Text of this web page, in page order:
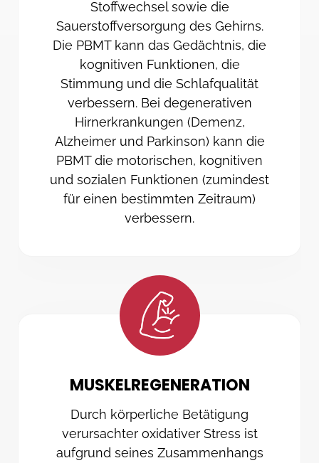
Stoffwechsel sowie die
Sauerstoffversorgung des Gehirns.
Die PBMT kann das Gedächtnis, die
kognitiven Funktionen, die
Stimmung und die Schlafqualität
verbessern. Bei degenerativen
Hirnerkrankungen (Demenz,
Alzheimer und Parkinson) kann die
PBMT die motorischen, kognitiven
und sozialen Funktionen (zumindest
für einen bestimmten Zeitraum)
verbessern.
MUSKELREGENERATION
Durch körperliche Betätigung
verursachter oxidativer Stress ist
aufgrund seines Zusammenhangs